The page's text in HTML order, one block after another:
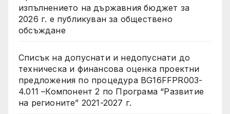
изпълнението на държавния бюджет за
2026 г. е публикуван за обществено
обсъждане
Списък на допуснати и недопуснати до
техническа и финансова оценка проектни
предложения по процедура BG16FFPR003-
4.011 –Компонент 2 по Програма “Развитие
на регионите” 2021-2027 г.